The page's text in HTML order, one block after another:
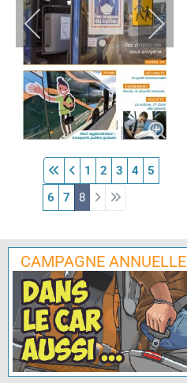
1 2 3 4
5
6
7 8
CAMPAGNE ANNUELLE